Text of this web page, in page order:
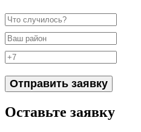
Отправить заявку
Оставьте заявку